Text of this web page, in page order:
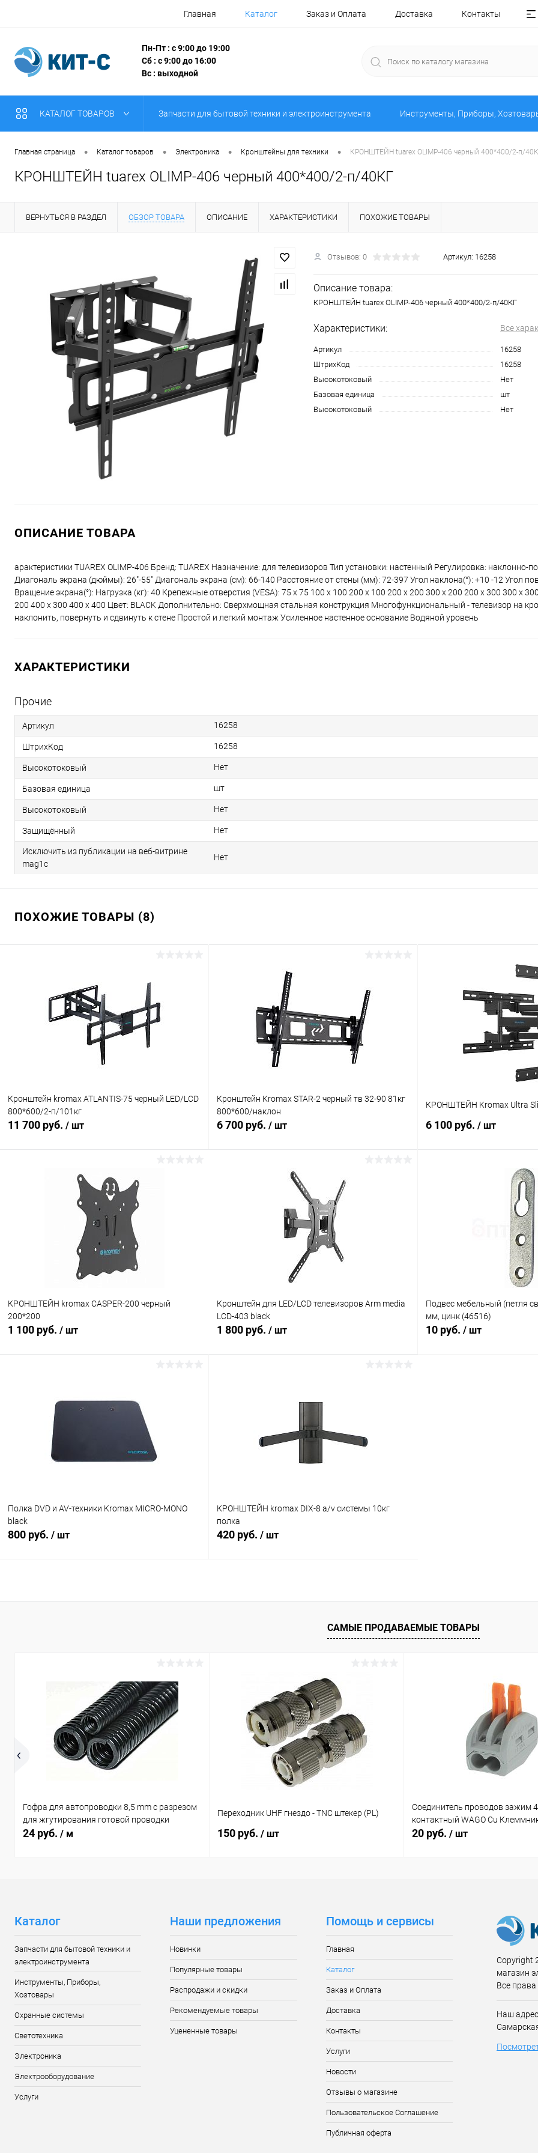
Главная Каталог Заказ и Оплата Доставка Контакты
Пн-Пт : с 9:00 до 19:00
Сб : с 9:00 до 16:00
Вс : выходной
КАТАЛОГ ТОВАРОВ Запчасти для бытовой техники и электроинструмента Инструменты, Приборы,
Главная страница • Каталог товаров • Электроника • Кронштейны для техники • КРОНШТЕЙН tuarex OLIMP-406 черный 400*400/2-п/
КРОНШТЕЙН tuarex OLIMP-406 черный 400*400/2-п/40КГ
ВЕРНУТЬСЯ В РАЗДЕЛ ОБЗОР ТОВАРА ОПИСАНИЕ ХАРАКТЕРИСТИКИ ПОХОЖИЕ ТОВАРЫ
Отзывов: 0 Артикул: 16258
Описание товара:
КРОНШТЕЙН tuarex OLIMP-406 черный 400*400/2-п/40КГ
Характеристики: Все
Артикул
16258
ШтрихКод
16258
Высокотоковый
Нет
Базовая единица
шт
Высокотоковый
Нет
ОПИСАНИЕ ТОВАРА
арактеристики TUAREX OLIMP-406 Бренд: TUAREX Назначение: для телевизоров Тип установки: настенный Регулировка: наклонно-
Диагональ экрана (дюймы): 26"-55" Диагональ экрана (см): 66-140 Расстояние от стены (мм): 72-397 Угол наклона(°): +10 -12 Угол
Вращение экрана(°): Нагрузка (кг): 40 Крепежные отверстия (VESA): 75 x 75 100 x 100 200 x 100 200 x 200 300 x 200 200 x 300 300 x
200 400 x 300 400 x 400 Цвет: BLACK Дополнительно: Сверхмощная стальная конструкция Многофункциональный - телевизор на
наклонить, повернуть и сдвинуть к стене Простой и легкий монтаж Усиленное настенное основание Водяной уровень
ХАРАКТЕРИСТИКИ
Прочие
Артикул 16258
ШтрихКод 16258
Высокотоковый Нет
Базовая единица шт
Высокотоковый Нет
Защищённый Нет
Исключить из публикации на веб-витрине
mag1c
Нет
ПОХОЖИЕ ТОВАРЫ (8)
Кронштейн kromax ATLANTIS-75 черный LED/LCD
800*600/2-п/101кг
11 700 руб. / шт
В наличии (1)
Кронштейн Kromax STAR-2 черный тв 32-90 81кг
800*600/наклон
6 700 руб. / шт
КРОНШТЕЙН Kromax Ultra
6 100 руб. / шт
В
КРОНШТЕЙН kromax CASPER-200 черный
200*200
1 100 руб. / шт
Сравнение
В избранное В наличии (1)
Кронштейн для LED/LCD телевизоров Arm media
LCD-403 black
1 800 руб. / шт
В наличии (9)
Подвес мебельный (петля
мм, цинк (46516)
10 руб. / шт
Полка DVD и AV-техники Kromax MICRO-MONO
black
800 руб. / шт
КРОНШТЕЙН kromax DIX-8 a/v системы 10кг
полка
420 руб. / шт
В наличии (10)
САМЫЕ ПРОДАВАЕМЫЕ ТОВАРЫ
Гофра для автопроводки 8,5 mm с разрезом
для жгутирования готовой проводки
24 руб. / м
Переходник UHF гнездо - TNC штекер (PL)
150 руб. / шт
Соединитель проводов зажим
контактный WAGO Cu
20 руб. / шт
Каталог
Запчасти для бытовой техники и
электроинструмента
Инструменты, Приборы,
Хозтовары
Охранные системы
Светотехника
Электроника
Электрооборудование
Услуги
Наши предложения
Новинки
Популярные товары
Распродажи и скидки
Рекомендуемые товары
Уцененные товары
Помощь и сервисы
Главная
Каталог
Заказ и Оплата
Доставка
Контакты
Услуги
Новости
Отзывы о магазине
Пользовательское Соглашение
Публичная оферта
Copyright
магазин
Все
Наш